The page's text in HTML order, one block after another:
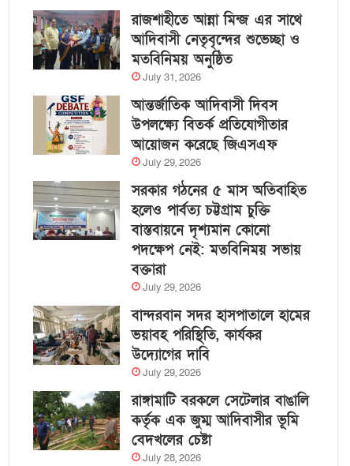
রাজশাহীতে আন্না মিন্জ এর সাথে
আদিবাসী নেতৃবৃন্দের শুভেচ্ছা ও
মতবিনিময় অনুষ্ঠিত
July 31, 2026
আন্তর্জাতিক আদিবাসী দিবস
উপলক্ষ্যে বিতর্ক প্রতিযোগীতার
আয়োজন করেছে জিএসএফ
July 29, 2026
সরকার গঠনের ৫ মাস অতিবাহিত
হলেও পার্বত্য চট্টগ্রাম চুক্তি
বাস্তবায়নে দৃশ্যমান কোনো
পদক্ষেপ নেই: মতবিনিময় সভায়
বক্তারা
July 29, 2026
বান্দরবান সদর হাসপাতালে হামের
ভয়াবহ পরিস্থিতি, কার্যকর
উদ্যোগের দাবি
July 29, 2026
রাঙ্গামাটি বরকলে সেটেলার বাঙালি
কর্তৃক এক জুম্ম আদিবাসীর ভূমি
বেদখলের চেষ্টা
July 28, 2026